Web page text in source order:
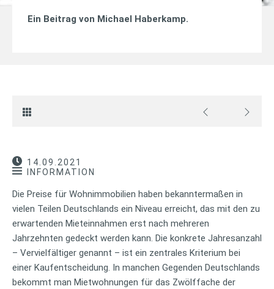
Ein Beitrag von Michael Haberkamp.
14.09.2021
INFORMATION
Die Preise für Wohnimmobilien haben bekanntermaßen in
vielen Teilen Deutschlands ein Niveau erreicht, das mit den zu
erwartenden Mieteinnahmen erst nach mehreren
Jahrzehnten gedeckt werden kann. Die konkrete Jahresanzahl
– Vervielfältiger genannt – ist ein zentrales Kriterium bei
einer Kaufentscheidung. In manchen Gegenden Deutschlands
bekommt man Mietwohnungen für das Zwölffache der